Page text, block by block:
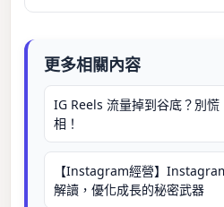
更多相關內容
IG Reels 流量掉到谷底？別
相！
【Instagram經營】
解讀，優化成長的秘密武器